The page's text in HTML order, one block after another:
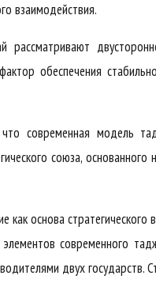
взаимодействия.
рассматривают
обеспечения
современная модель
союза,
как основа стратегического
современного
двух